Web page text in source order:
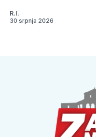
R.I.
30 srpnja 2026